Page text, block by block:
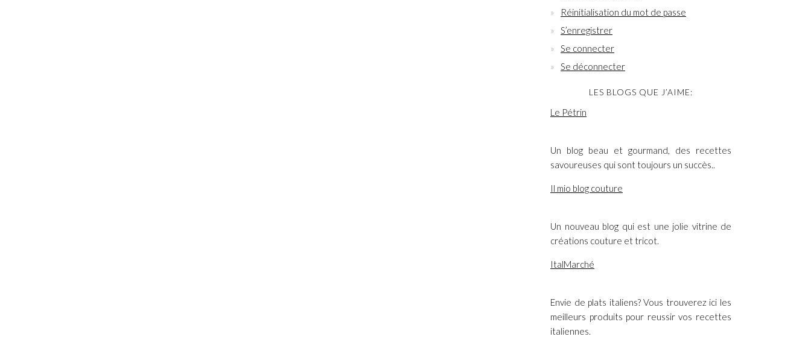
Réinitialisation du mot de passe
S’enregistrer
Se connecter
Se déconnecter
LES BLOGS QUE J’AIME:
Le Pétrin
Un blog beau et gourmand, des recettes
savoureuses qui sont toujours un succès..
Il mio blog couture
Un nouveau blog qui est une jolie vitrine de
créations couture et tricot.
ItalMarché
Envie de plats italiens? Vous trouverez ici les
meilleurs produits pour reussir vos recettes
italiennes.